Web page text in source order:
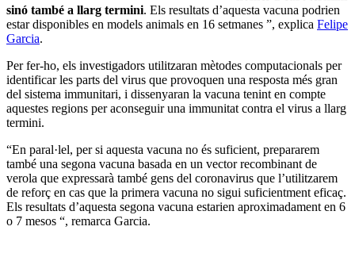
sinó també a llarg termini. Els resultats d’aquesta vacuna podrien
estar disponibles en models animals en 16 setmanes ”, explica Felipe
Garcia.
Per fer-ho, els investigadors utilitzaran mètodes computacionals per
identificar les parts del virus que provoquen una resposta més gran
del sistema immunitari, i dissenyaran la vacuna tenint en compte
aquestes regions per aconseguir una immunitat contra el virus a llarg
termini.
“En paral·lel, per si aquesta vacuna no és suficient, prepararem
també una segona vacuna basada en un vector recombinant de
verola que expressarà també gens del coronavirus que l’utilitzarem
de reforç en cas que la primera vacuna no sigui suficientment eficaç.
Els resultats d’aquesta segona vacuna estarien aproximadament en 6
o 7 mesos “, remarca Garcia.